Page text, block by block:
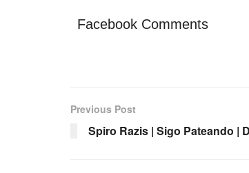
Facebook Comments
Previous Post
Spiro Razis | Sigo Pateando |